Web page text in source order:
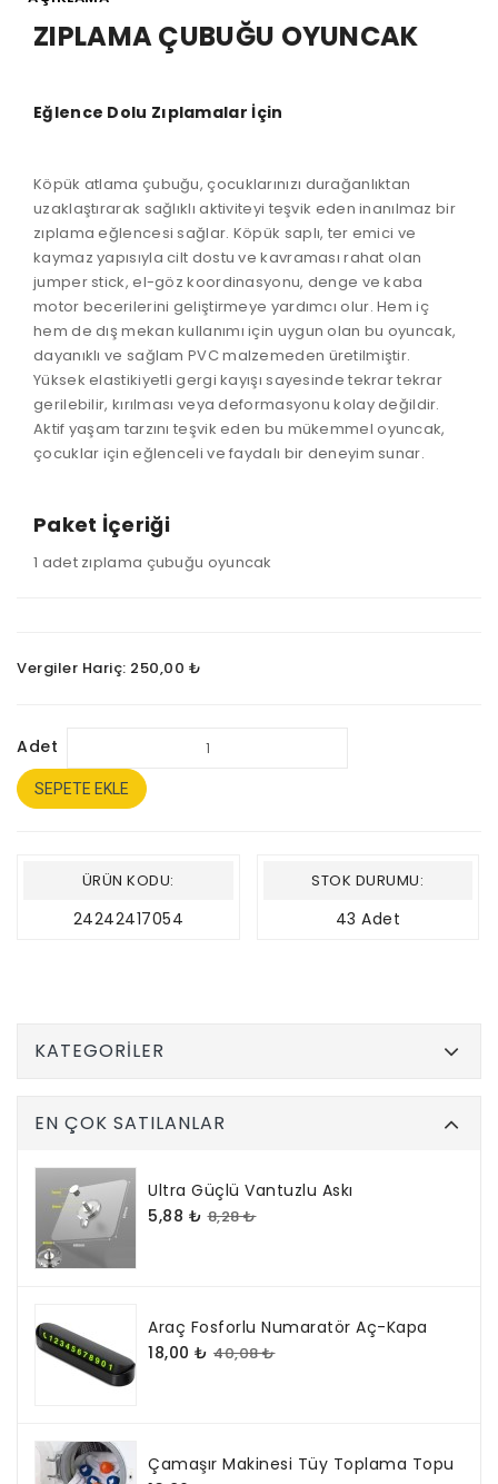
ZIPLAMA ÇUBUĞU OYUNCAK
Eğlence Dolu Zıplamalar İçin
Köpük atlama çubuğu, çocuklarınızı durağanlıktan
uzaklaştırarak sağlıklı aktiviteyi teşvik eden inanılmaz bir
zıplama eğlencesi sağlar. Köpük saplı, ter emici ve
kaymaz yapısıyla cilt dostu ve kavraması rahat olan
jumper stick, el-göz koordinasyonu, denge ve kaba
motor becerilerini geliştirmeye yardımcı olur. Hem iç
hem de dış mekan kullanımı için uygun olan bu oyuncak,
dayanıklı ve sağlam PVC malzemeden üretilmiştir.
Yüksek elastikiyetli gergi kayışı sayesinde tekrar tekrar
gerilebilir, kırılması veya deformasyonu kolay değildir.
Aktif yaşam tarzını teşvik eden bu mükemmel oyuncak,
çocuklar için eğlenceli ve faydalı bir deneyim sunar.
Paket İçeriği
1 adet zıplama çubuğu oyuncak
Vergiler Hariç: 250,00 ₺
Adet
SEPETE EKLE
ÜRÜN KODU:
24242417054
STOK DURUMU:
43 Adet
KATEGORILER
EN ÇOK SATILANLAR
Ultra Güçlü Vantuzlu Askı
5,88 ₺ 8,28 ₺
Araç Fosforlu Numaratör Aç-Kapa
18,00 ₺ 40,08 ₺
Çamaşır Makinesi Tüy Toplama Topu